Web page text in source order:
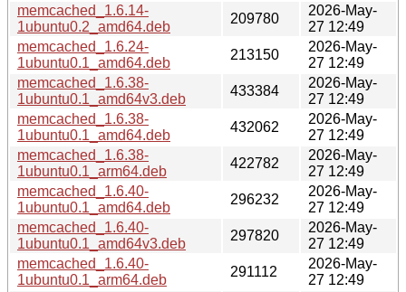
memcached_1.6.14-
1ubuntu0.2_amd64.deb
209780
2026-May-
27 12:49
memcached_1.6.24-
1ubuntu0.1_amd64.deb
213150
2026-May-
27 12:49
memcached_1.6.38-
1ubuntu0.1_amd64v3.deb
433384
2026-May-
27 12:49
memcached_1.6.38-
1ubuntu0.1_amd64.deb
432062
2026-May-
27 12:49
memcached_1.6.38-
1ubuntu0.1_arm64.deb
422782
2026-May-
27 12:49
memcached_1.6.40-
1ubuntu0.1_amd64.deb
296232
2026-May-
27 12:49
memcached_1.6.40-
1ubuntu0.1_amd64v3.deb
297820
2026-May-
27 12:49
memcached_1.6.40-
1ubuntu0.1_arm64.deb
291112
2026-May-
27 12:49